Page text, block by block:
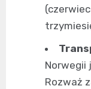
Norwegii
Rozważ